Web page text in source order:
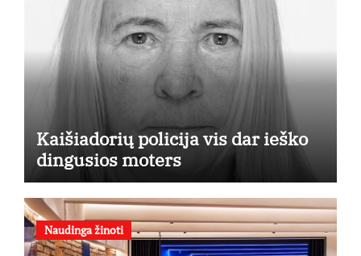
Kaišiadorių policija vis dar ieško
dingusios moters
Naudinga žinoti